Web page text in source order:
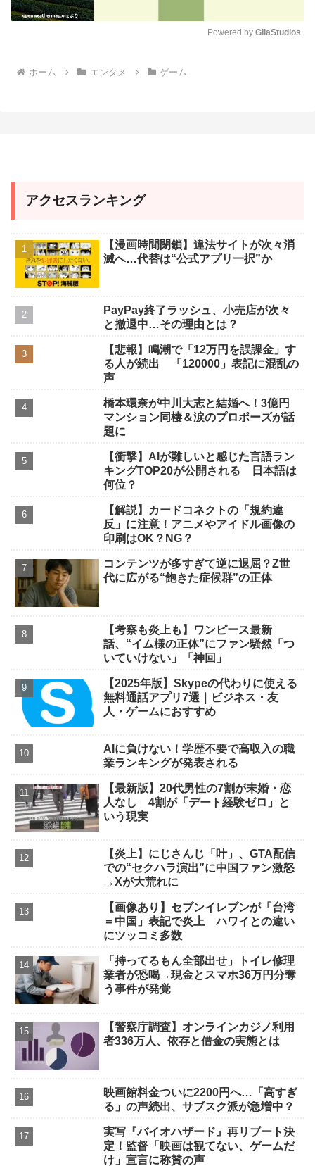
Powered by GliaStudios
ホーム エンタメ ゲーム
アクセスランキング
【漫画時間閉鎖】違法サイトが次々消
滅へ…代替は“公式アプリ一択”か
PayPay終了ラッシュ、小売店が次々
と撤退中…その理由とは？
【悲報】鳴潮で「12万円を誤課金」す
る人が続出 「120000」表記に混乱の
声
橋本環奈が中川大志と結婚へ！3億円
マンション同棲＆涙のプロポーズが話
題に
【衝撃】AIが難しいと感じた言語ラン
キングTOP20が公開される 日本語は
何位？
【解説】カードコネクトの「規約違
反」に注意！アニメやアイドル画像の
印刷はOK？NG？
コンテンツが多すぎて逆に退屈？Z世
代に広がる“飽きた症候群”の正体
【考察も炎上も】ワンピース最新
話、“イム様の正体”にファン騒然「つ
いていけない」「神回」
【2025年版】Skypeの代わりに使える
無料通話アプリ7選｜ビジネス・友
人・ゲームにおすすめ
AIに負けない！学歴不要で高収入の職
業ランキングが発表される
【最新版】20代男性の7割が未婚・恋
人なし 4割が「デート経験ゼロ」と
いう現実
【炎上】にじさんじ「叶」、GTA配信
での“セクハラ演出”に中国ファン激怒
→Xが大荒れに
【画像あり】セブンイレブンが「台湾
＝中国」表記で炎上 ハワイとの違い
にツッコミ多数
「持ってるもん全部出せ」トイレ修理
業者が恐喝→現金とスマホ36万円分奪
う事件が発覚
【警察庁調査】オンラインカジノ利用
者336万人、依存と借金の実態とは
映画館料金ついに2200円へ…「高すぎ
る」の声続出、サブスク派が急増中？
実写『バイオハザード』再リブート決
定！監督「映画は観てない、ゲームだ
け」宣言に称賛の声